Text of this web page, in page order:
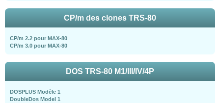
CP/m des clones TRS-80
CP/m 2.2 pour MAX-80
CP/m 3.0 pour MAX-80
DOS TRS-80 M1/III/IV/4P
DOSPLUS Modèle 1
DoubleDos Model 1